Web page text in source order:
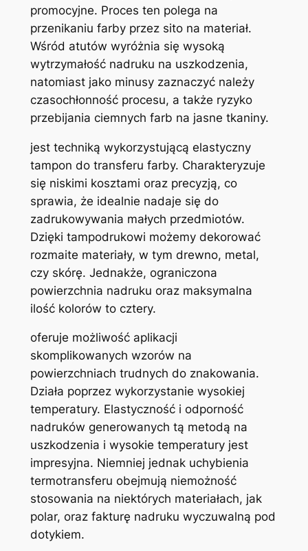
promocyjne. Proces ten polega na
przenikaniu farby przez sito na materiał.
Wśród atutów wyróżnia się wysoką
wytrzymałość nadruku na uszkodzenia,
natomiast jako minusy zaznaczyć należy
czasochłonność procesu, a także ryzyko
przebijania ciemnych farb na jasne tkaniny.
jest techniką wykorzystującą elastyczny
tampon do transferu farby. Charakteryzuje
się niskimi kosztami oraz precyzją, co
sprawia, że idealnie nadaje się do
zadrukowywania małych przedmiotów.
Dzięki tampodrukowi możemy dekorować
rozmaite materiały, w tym drewno, metal,
czy skórę. Jednakże, ograniczona
powierzchnia nadruku oraz maksymalna
ilość kolorów to cztery.
oferuje możliwość aplikacji
skomplikowanych wzorów na
powierzchniach trudnych do znakowania.
Działa poprzez wykorzystanie wysokiej
temperatury. Elastyczność i odporność
nadruków generowanych tą metodą na
uszkodzenia i wysokie temperatury jest
impresyjna. Niemniej jednak uchybienia
termotransferu obejmują niemożność
stosowania na niektórych materiałach, jak
polar, oraz fakturę nadruku wyczuwalną pod
dotykiem.